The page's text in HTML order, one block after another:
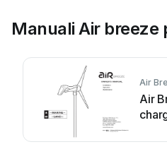
Manuali Air breeze
Air
Air